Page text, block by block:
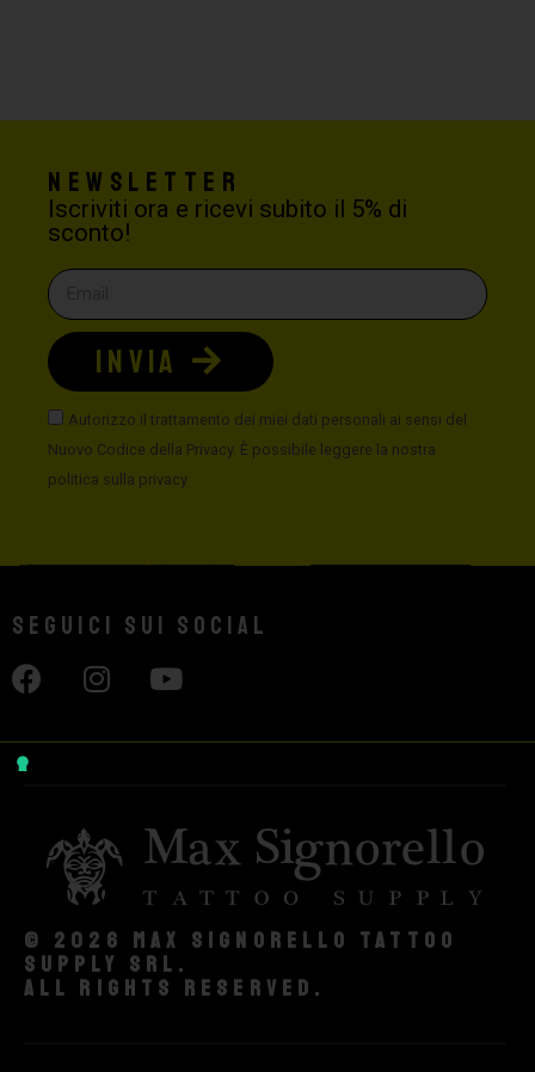
Newsletter
Iscriviti ora e ricevi subito il 5% di
sconto!
Autorizzo il trattamento dei miei dati personali ai sensi del
Nuovo Codice della Privacy. È possibile leggere la nostra
politica sulla privacy
INVIA
Seguici sui social
© 2026 Max Signorello Tattoo
supply srl.
All rights reserved.